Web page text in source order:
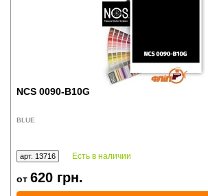
NCS 0090-B10G
BLUE
арт. 13716 Есть в наличии
от 620 грн.